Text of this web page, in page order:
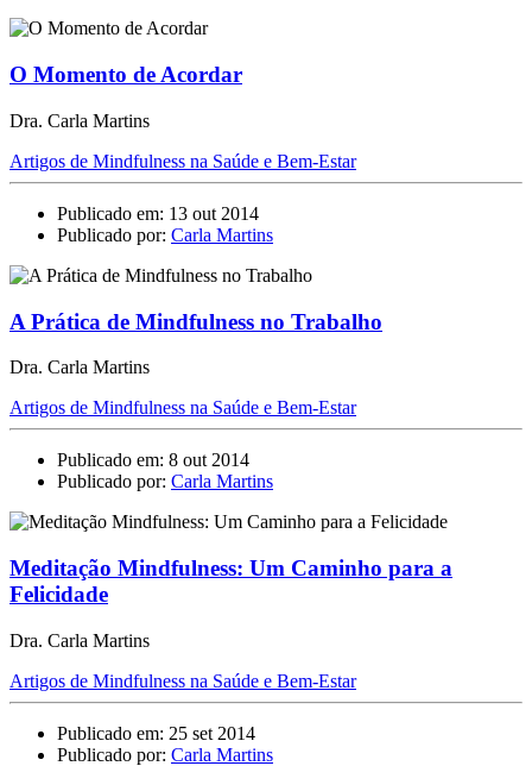
O Momento de Acordar
Dra. Carla Martins
Artigos de Mindfulness na Saúde e Bem-Estar
Publicado em: 13 out 2014
Publicado por: Carla Martins
A Prática de Mindfulness no Trabalho
Dra. Carla Martins
Artigos de Mindfulness na Saúde e Bem-Estar
Publicado em: 8 out 2014
Publicado por: Carla Martins
Meditação Mindfulness: Um Caminho para a
Felicidade
Dra. Carla Martins
Artigos de Mindfulness na Saúde e Bem-Estar
Publicado em: 25 set 2014
Publicado por: Carla Martins